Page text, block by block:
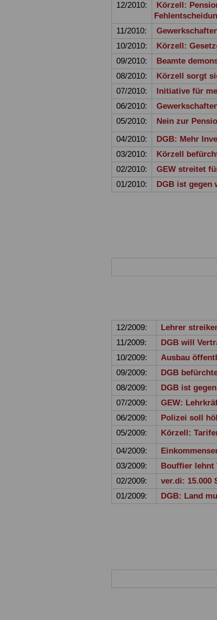
12/2010:
Körzell:
11/2010:
10/2010:
Körzell:
09/2010:
Beamte
08/2010:
Körzell sorgt
07/2010:
Initiative für
06/2010:
05/2010:
Nein zur
04/2010:
DGB: Mehr
03/2010:
Körzell
02/2010:
GEW streitet
01/2010:
DGB ist gegen
12/2009:
Lehrer
11/2009:
DGB will
10/2009:
Ausbau
09/2009:
DGB
08/2009:
DGB ist
07/2009:
GEW:
06/2009:
Polizei soll
05/2009:
Körzell:
04/2009:
03/2009:
Bouffier lehnt
02/2009:
ver.di: 15.000
01/2009:
DGB: Land